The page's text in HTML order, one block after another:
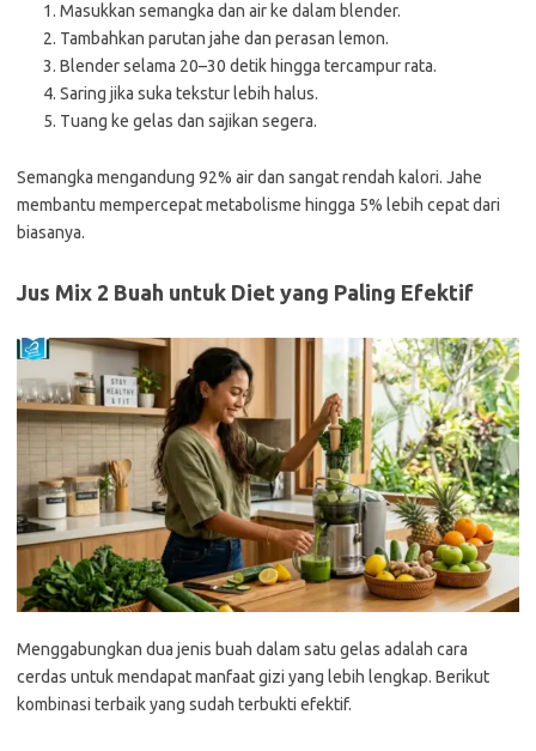
Masukkan semangka dan air ke dalam blender.
Tambahkan parutan jahe dan perasan lemon.
Blender selama 20–30 detik hingga tercampur rata.
Saring jika suka tekstur lebih halus.
Tuang ke gelas dan sajikan segera.
Semangka mengandung 92% air dan sangat rendah kalori. Jahe
membantu mempercepat metabolisme hingga 5% lebih cepat dari
biasanya.
Jus Mix 2 Buah untuk Diet yang Paling Efektif
Menggabungkan dua jenis buah dalam satu gelas adalah cara
cerdas untuk mendapat manfaat gizi yang lebih lengkap. Berikut
kombinasi terbaik yang sudah terbukti efektif.